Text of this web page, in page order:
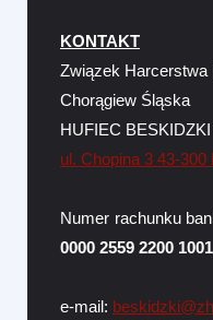
KONTAKT
Związek Harcerstwa
Chorągiew Śląska
HUFIEC
ul. Chopina 3 43-300
Numer rachunku
0000 2559 2200 1001
e-mail: